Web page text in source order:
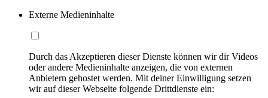
Externe Medieninhalte
Durch das Akzeptieren dieser Dienste können wir dir Videos
oder andere Medieninhalte anzeigen, die von externen
Anbietern gehostet werden. Mit deiner Einwilligung setzen
wir auf dieser Webseite folgende Drittdienste ein: